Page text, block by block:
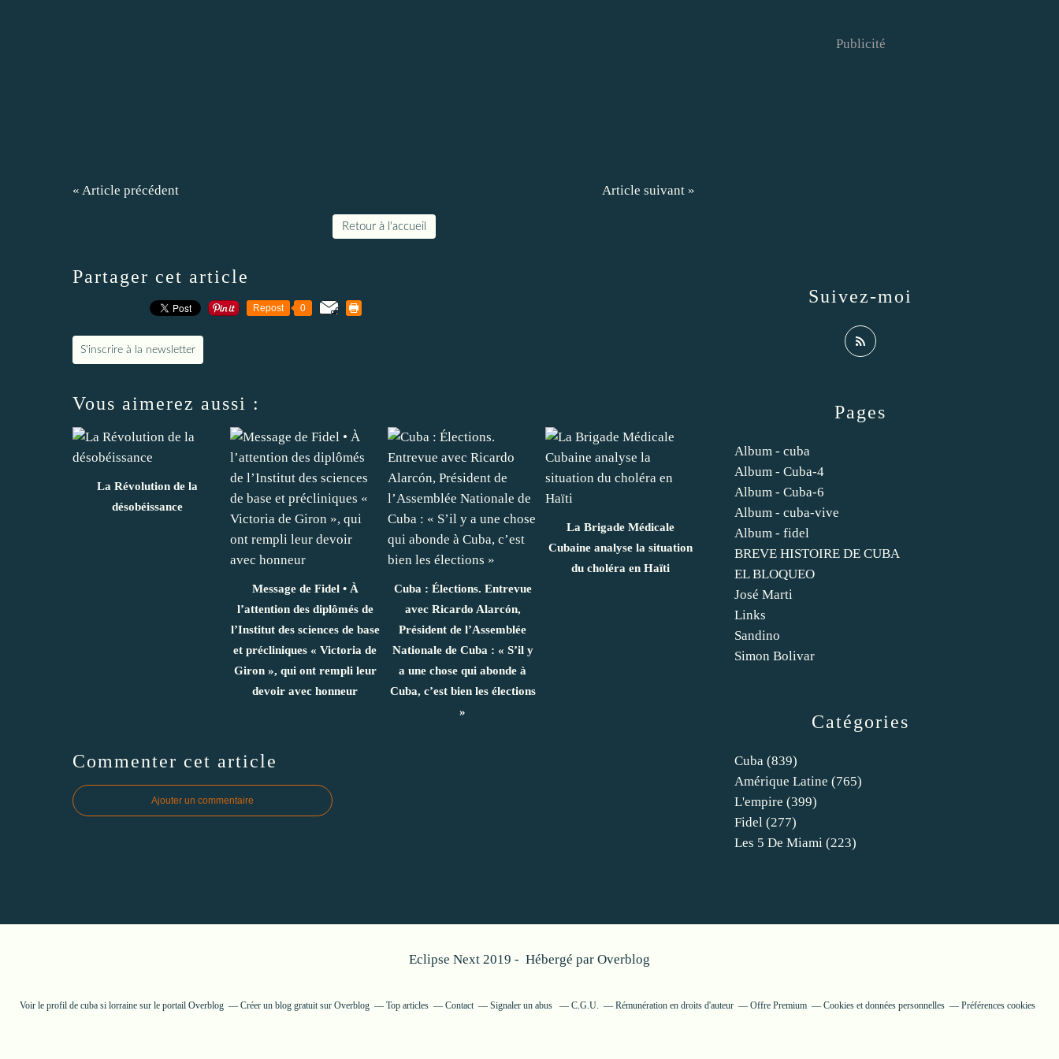
« Article précédent Article suivant »
Retour à l'accueil
Partager cet article
Repost 0
S'inscrire à la newsletter
Vous aimerez aussi :
La Révolution de la
désobéissance
Message de Fidel • À
l’attention des diplômés de
l’Institut des sciences de base
et précliniques « Victoria de
Giron », qui ont rempli leur
devoir avec honneur
Cuba : Élections. Entrevue
avec Ricardo Alarcón,
Président de l’Assemblée
Nationale de Cuba : « S’il y
a une chose qui abonde à
Cuba, c’est bien les élections
»
La Brigade Médicale
Cubaine analyse la situation
du choléra en Haïti
Commenter cet article
Ajouter un commentaire
Catégories
Cuba (839)
Amérique Latine (765)
L'empire (399)
Fidel (277)
Les 5 De Miami (223)
Pages
Album - cuba
Album - Cuba-4
Album - Cuba-6
Album - cuba-vive
Album - fidel
BREVE HISTOIRE DE CUBA
EL BLOQUEO
José Marti
Links
Sandino
Simon Bolivar
Suivez-moi
Publicité
Eclipse Next 2019 - Hébergé par Overblog
Voir le profil de cuba si lorrainesur le portail Overblog Créer un blog gratuit sur Overblog Top articles Contact Signaler un abus C.G.U. Rémunération en droits d'auteur Offre Premium Cookies et données personnelles Préférences cookies